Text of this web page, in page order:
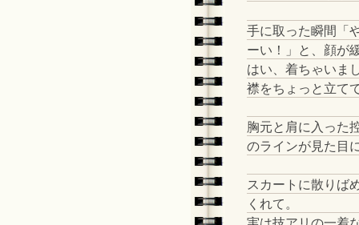
手に取った瞬間「
ーい！」と、顔が
はい、着ちゃいま
襟をちょっと立て
胸元と肩に入った
のラインが見た目
スカートに散りば
くれて。